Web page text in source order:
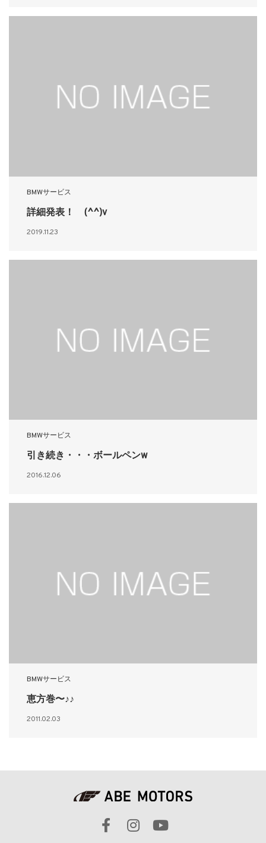
BMWサービス
詳細発表！ (^^)v
2019.11.23
BMWサービス
引き続き・・・ボールペンw
2016.12.06
BMWサービス
恵方巻〜♪♪
2011.02.03